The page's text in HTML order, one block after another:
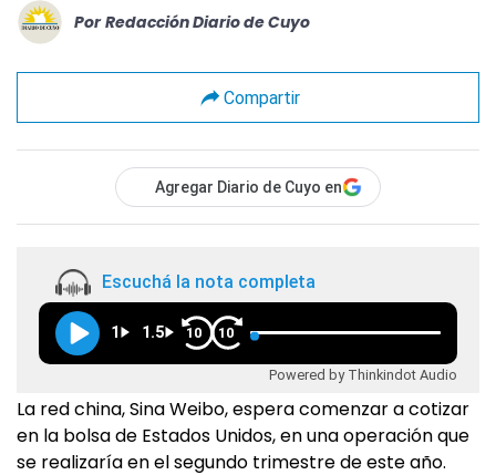
Por Redacción Diario de Cuyo
Compartir
Agregar Diario de Cuyo en
Escuchá la nota completa
1 1.5 10 10
Powered by Thinkindot Audio
La red china, Sina Weibo, espera comenzar a cotizar
en la bolsa de Estados Unidos, en una operación que
se realizaría en el segundo trimestre de este año.